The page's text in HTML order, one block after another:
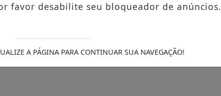
favor desabilite seu bloqueador de anúncios.
A PÁGINA PARA CONTINUAR SUA NAVEGAÇÃO!